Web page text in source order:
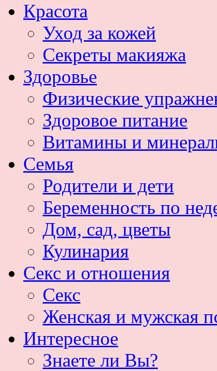
Красота
Уход за кожей
Секреты макияжа
Здоровье
Физические
Здоровое питание
Витамины и
Семья
Родители и дети
Беременность по
Дом, сад, цветы
Кулинария
Секс и отношения
Секс
Женская и мужская
Интересное
Знаете ли Вы?